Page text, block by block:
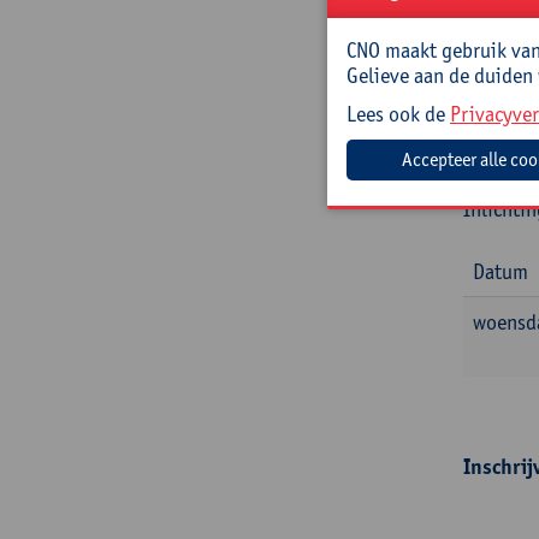
Jouw
Datum
CNO maakt gebruik
Gelieve aan de
Lees ook de